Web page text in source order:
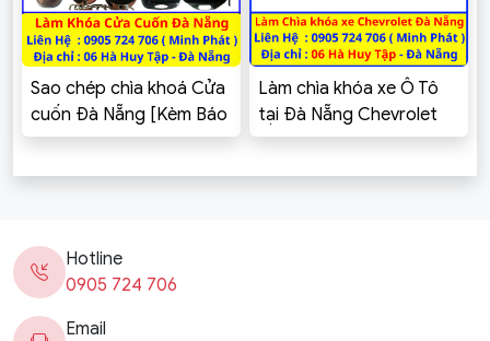
Sao chép chìa khoá Cửa
cuốn Đà Nẵng [Kèm Báo
Giá]
Làm chìa khóa xe Ô Tô
tại Đà Nẵng Chevrolet
Cruze, Spark, Aveo,
Hotline
0905 724 706
Email